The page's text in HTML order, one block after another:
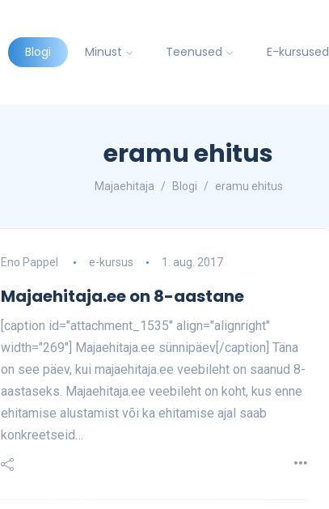
Blogi Minust Teenused E-kursused
eramu ehitus
Majaehitaja Blogi eramu ehitus
Eno Pappel e-kursus 1. aug. 2017
Majaehitaja.ee on 8-aastane
[caption id="attachment_1535" align="alignright"
width="269"] Majaehitaja.ee sünnipäev[/caption] Täna
on see päev, kui majaehitaja.ee veebileht on saanud 8-
aastaseks. Majaehitaja.ee veebileht on koht, kus enne
ehitamise alustamist või ka ehitamise ajal saab
konkreetseid…